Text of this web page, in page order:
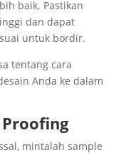
baik. Pastikan
dan dapat
untuk bordir.
tentang cara
Anda ke dalam
mintalah sample